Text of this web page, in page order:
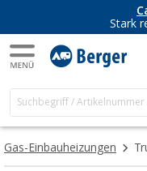
Stark
Gas-Einbauheizungen